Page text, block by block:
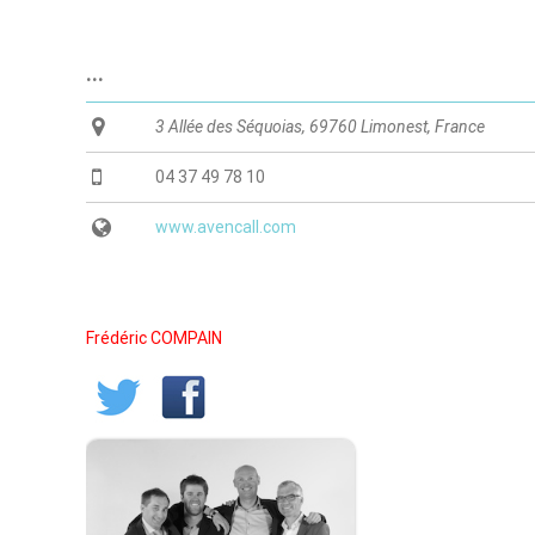
...
3 Allée des Séquoias, 69760 Limonest, France
04 37 49 78 10
www.avencall.com
Frédéric COMPAIN